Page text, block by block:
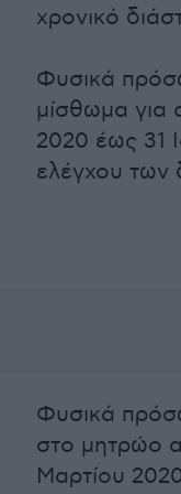
χρονικό
Φυσικά
μίσθωμα για
2020 έως 31
ελέγχου των
Φυσικά
στο μητρώο
Μαρτίου